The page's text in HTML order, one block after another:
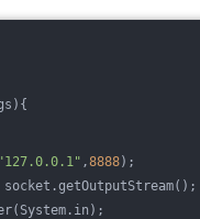
{
"127.0.0.1" ,8888);